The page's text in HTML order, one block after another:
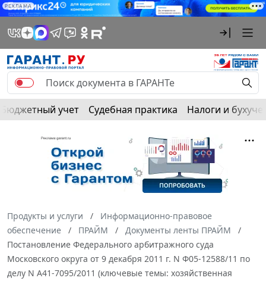
РЕКЛАМА
Бюджетный учет Судебная практика Налоги и
Продукты и услуги
Информационно-правовое
обеспечение
ПРАЙМ
Документы ленты ПРАЙМ
Постановление Федерального арбитражного суда
Московского округа от 9 декабря 2011 г. N Ф05-12588/11 по
делу N А41-7095/2011 (ключевые темы: хозяйственная